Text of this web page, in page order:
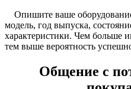
Опишите ваше
модель, год выпуска,
характеристики. Чем больше
тем выше вероятность
Общение с